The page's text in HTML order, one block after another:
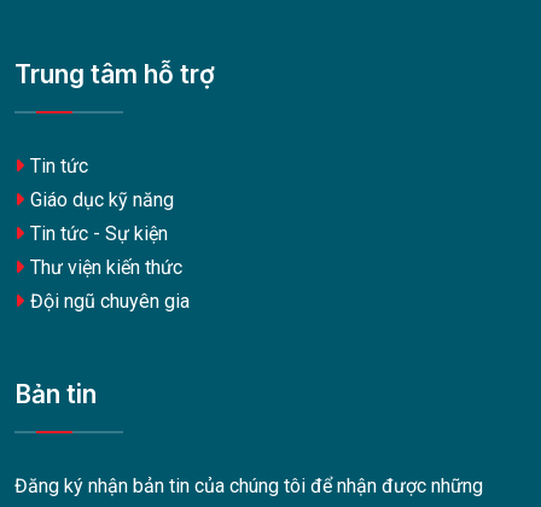
Trung tâm hỗ trợ
Tin tức
Giáo dục kỹ năng
Tin tức - Sự kiện
Thư viện kiến thức
Đội ngũ chuyên gia
Bản tin
Đăng ký nhận bản tin của chúng tôi để nhận được những